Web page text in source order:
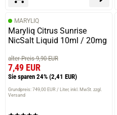
MARYLIQ
Maryliq Citrus Sunrise
NicSalt Liquid 10ml / 20mg
alter Preis 9,90 EUR
7,49 EUR
Sie sparen 24% (2,41 EUR)
Grundpreis: 749,00 EUR / Liter inkl. MwSt. zzgl.
Versand